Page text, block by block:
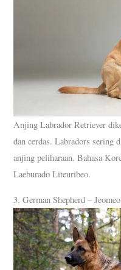
Anjing Labrador Retriever
dan cerdas. Labradors sering
anjing peliharaan. Bahasa
Laeburado Liteuribeo.
3. German Shepherd –